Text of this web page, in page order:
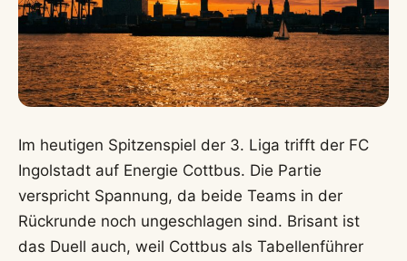
Im heutigen Spitzenspiel der 3. Liga trifft der FC
Ingolstadt auf Energie Cottbus. Die Partie
verspricht Spannung, da beide Teams in der
Rückrunde noch ungeschlagen sind. Brisant ist
das Duell auch, weil Cottbus als Tabellenführer